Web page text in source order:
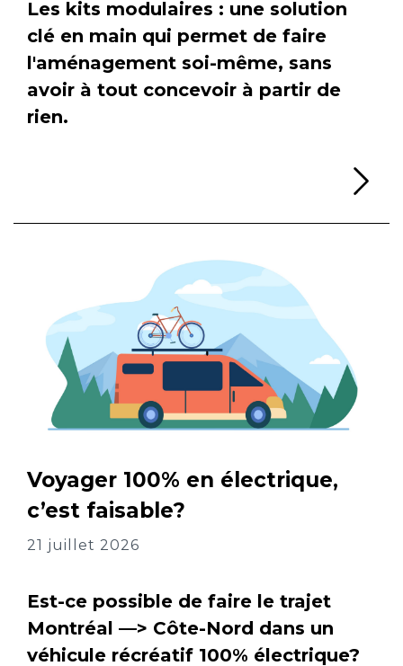
Les kits modulaires : une solution
clé en main qui permet de faire
l'aménagement soi-même, sans
avoir à tout concevoir à partir de
rien.
Voyager 100% en électrique,
c’est faisable?
21 juillet 2026
Est-ce possible de faire le trajet
Montréal —> Côte-Nord dans un
véhicule récréatif 100% électrique?